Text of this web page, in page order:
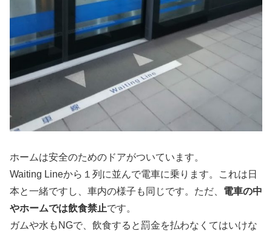
ホームは安全のためのドアがついています。
Waiting Lineから１列に並んで電車に乗ります。これは日
本と一緒ですし、車内の様子も同じです。ただ、 電車の中
やホームでは飲食禁止です。
ガムや水もNGで、飲食すると罰金を払わなくてはいけな